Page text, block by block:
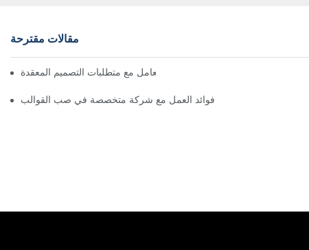
مقالات مقترحة
كيف يمكن لشركات صب القوالب التعامل مع متطلبات التصميم المعقدة
فوائد العمل مع شركة متخصصة في صب القوالب